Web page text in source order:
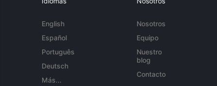
English
Español
Português
Deutsch
Más...
Nosotros
Equipo
Nuestro
blog
Contacto